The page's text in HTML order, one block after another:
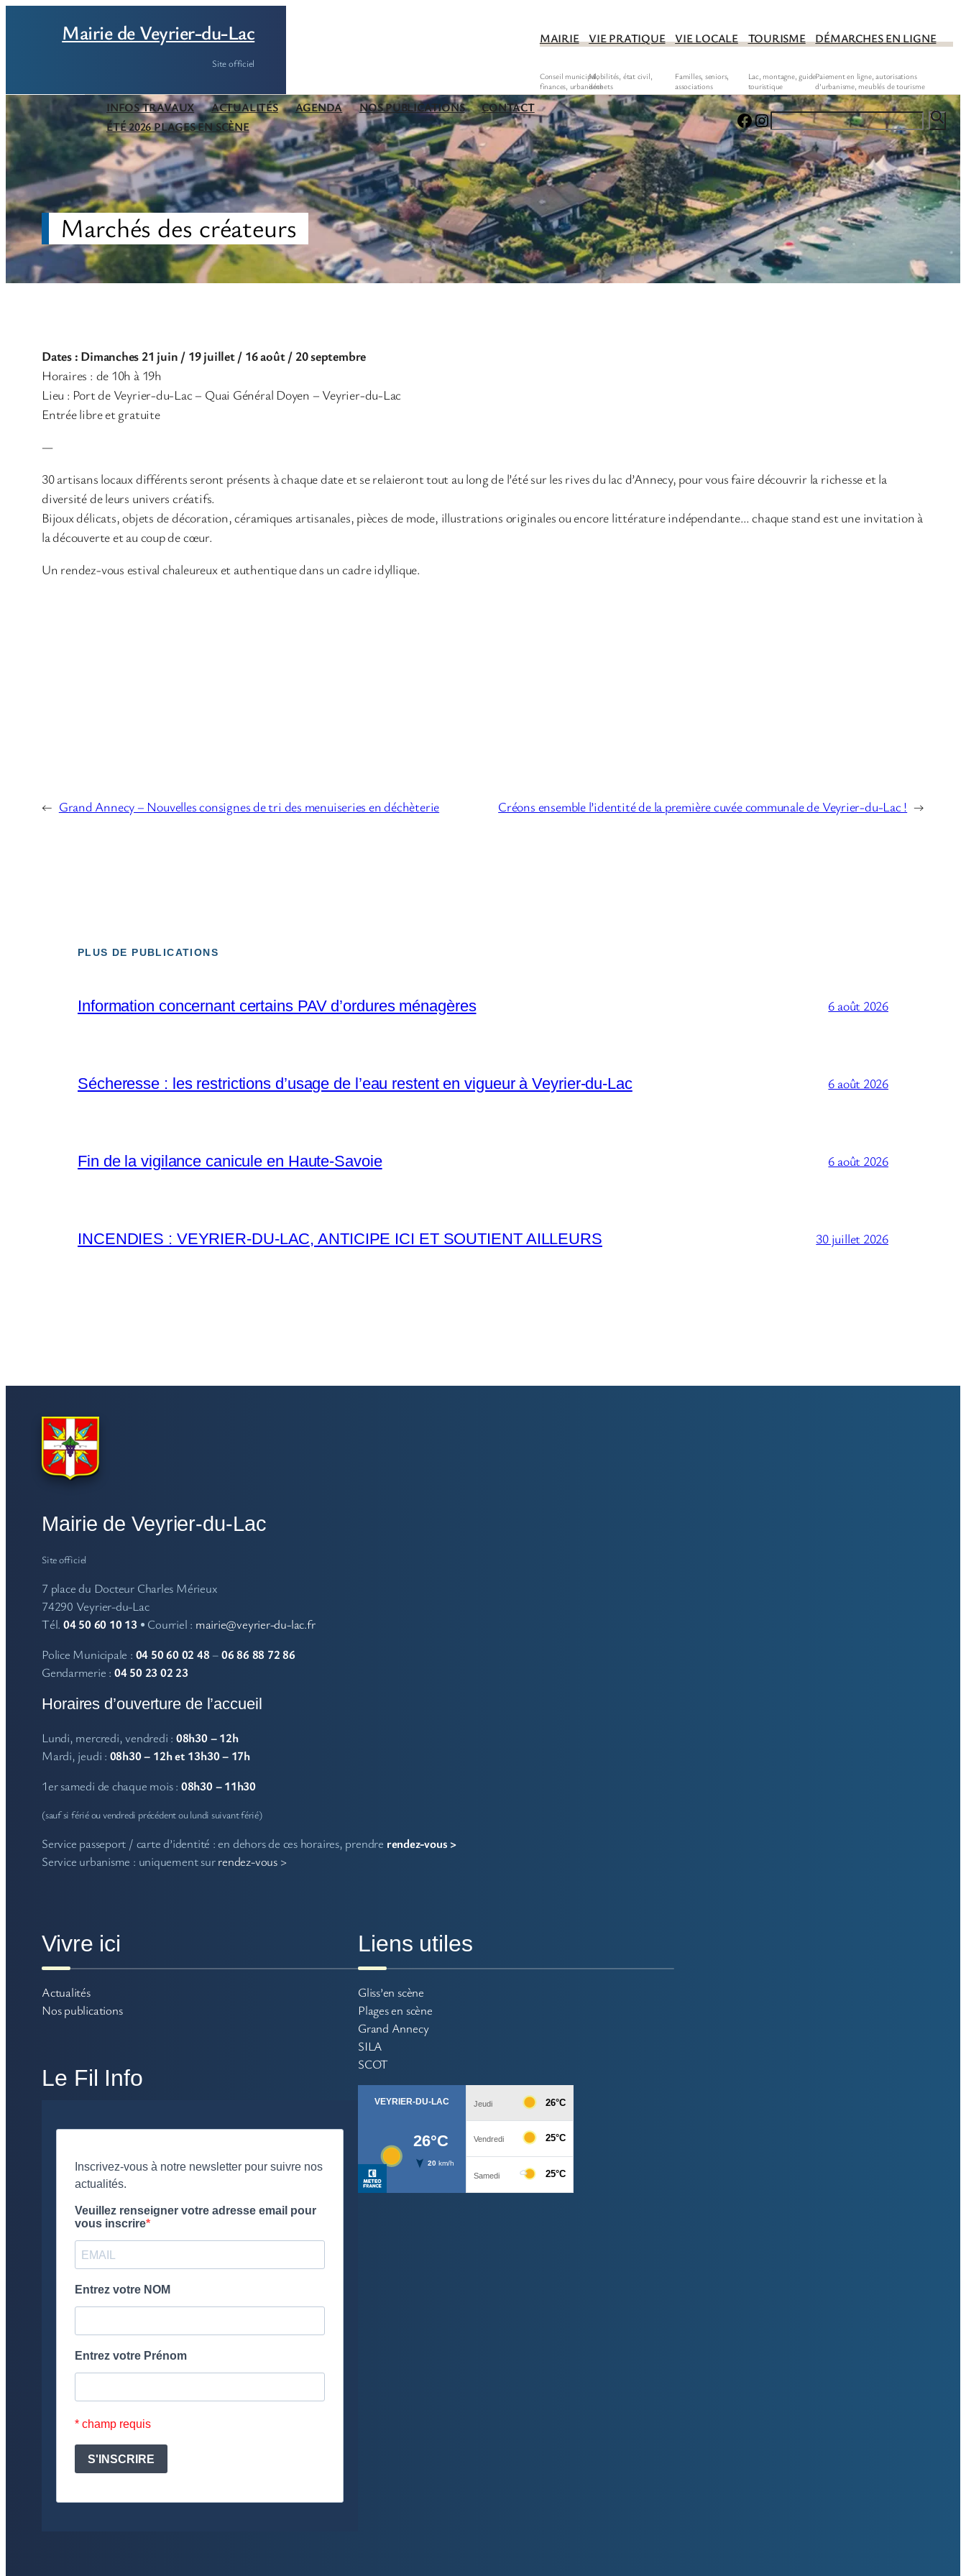
Mairie de Veyrier-du-Lac
Site officiel
MAIRIE VIE PRATIQUE VIE LOCALE TOURISME DÉMARCHES EN LIGNE
INFOS TRAVAUX ACTUALITÉS AGENDA NOS PUBLICATIONS
CONTACT
ÉTÉ 2026 PLAGES EN SCÈNE
Facebook Instagram
Marchés des créateurs
Dates : Dimanches 21 juin / 19 juillet / 16 août / 20 septembre
Horaires : de 10h à 19h
Lieu : Port de Veyrier-du-Lac – Quai Général Doyen – Veyrier-du-Lac
Entrée libre et gratuite
—
30 artisans locaux différents seront présents à chaque date et se relaieront tout au long de l’été sur les rives du lac d’Annecy, pour vous faire découvrir la richesse et la
diversité de leurs univers créatifs.
Bijoux délicats, objets de décoration, céramiques artisanales, pièces de mode, illustrations originales ou encore littérature indépendante… chaque stand est une invitation à
la découverte et au coup de cœur.
Un rendez-vous estival chaleureux et authentique dans un cadre idyllique.
← Grand Annecy – Nouvelles consignes de tri des menuiseries en déchèterie Créons ensemble l’identité de la première cuvée communale de Veyrier-du-Lac ! →
PLUS DE PUBLICATIONS
Information concernant certains PAV d’ordures ménagères 6 août 2026
Sécheresse : les restrictions d’usage de l’eau restent en vigueur à Veyrier-du-Lac 6 août 2026
Fin de la vigilance canicule en Haute-Savoie 6 août 2026
INCENDIES : VEYRIER-DU-LAC, ANTICIPE ICI ET SOUTIENT AILLEURS 30 juillet 2026
Mairie de Veyrier-du-Lac
Site officiel
7 place du Docteur Charles Mérieux
74290 Veyrier-du-Lac
Tél. 04 50 60 10 13• Courriel : mairie@veyrier-du-lac.fr
Police Municipale : 04 50 60 02 48 –06 86 88 72 86
Gendarmerie : 04 50 23 02 23
Horaires d’ouverture de l’accueil
Lundi, mercredi, vendredi : 08h30 – 12h
Mardi, jeudi : 08h30 – 12h et 13h30 – 17h
1er samedi de chaque mois : 08h30 – 11h30
(sauf si férié ou vendredi précédent ou lundi suivant férié)
Service passeport / carte d’identité : en dehors de ces horaires, prendre rendez-vous >
Service urbanisme : uniquement surrendez-vous >
Vivre ici
Actualités
Nos publications
Le Fil Info
Liens utiles
Gliss’en scène
Plages en scène
Grand Annecy
SILA
SCOT